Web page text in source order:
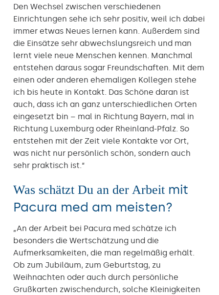
Den Wechsel zwischen verschiedenen
Einrichtungen sehe ich sehr positiv, weil ich dabei
immer etwas Neues lernen kann. Außerdem sind
die Einsätze sehr abwechslungsreich und man
lernt viele neue Menschen kennen. Manchmal
entstehen daraus sogar Freundschaften. Mit dem
einen oder anderen ehemaligen Kollegen stehe
ich bis heute in Kontakt. Das Schöne daran ist
auch, dass ich an ganz unterschiedlichen Orten
eingesetzt bin – mal in Richtung Bayern, mal in
Richtung Luxemburg oder Rheinland-Pfalz. So
entstehen mit der Zeit viele Kontakte vor Ort,
was nicht nur persönlich schön, sondern auch
sehr praktisch ist.“
Was schätzt Du an der Arbeit mit
Pacura med am meisten?
„An der Arbeit bei Pacura med schätze ich
besonders die Wertschätzung und die
Aufmerksamkeiten, die man regelmäßig erhält.
Ob zum Jubiläum, zum Geburtstag, zu
Weihnachten oder auch durch persönliche
Grußkarten zwischendurch, solche Kleinigkeiten